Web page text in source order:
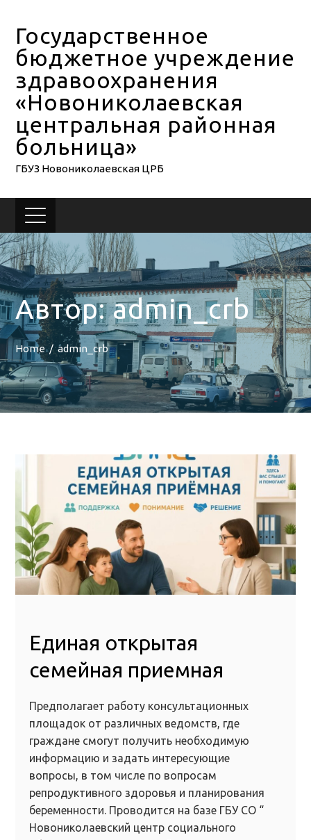
Государственное
бюджетное учреждение
здравоохранения
«Новониколаевская
центральная районная
больница»
ГБУЗ Новониколаевская ЦРБ
Автор:admin_crb
Home admin_crb
Единая открытая
семейная приемная
Предполагает работу консультационных
площадок от различных ведомств, где
граждане смогут получить необходимую
информацию и задать интересующие
вопросы, в том числе по вопросам
репродуктивного здоровья и планирования
беременности. Проводится на базе ГБУ СО “
Новониколаевский центр социального